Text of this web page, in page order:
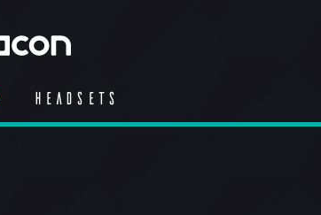
HEADSETS